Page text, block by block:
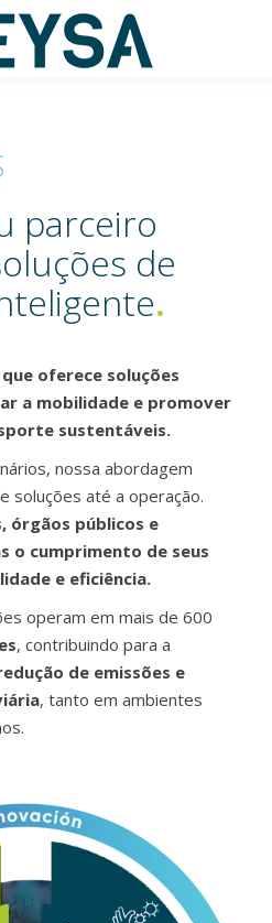
parceiro
de
.
oferece soluções
a mobilidade e promover
sustentáveis.
nossa abordagem
soluções até a operação.
órgãos públicos e
o cumprimento de seus
e eficiência.
operam em mais de 600
, contribuindo para a
de emissões e
, tanto em ambientes